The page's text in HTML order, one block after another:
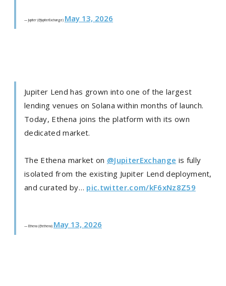
— Jupiter (@JupiterExchange) May 13, 2026
Jupiter Lend has grown into one of the largest
lending venues on Solana within months of launch.
Today, Ethena joins the platform with its own
dedicated market.
The Ethena market on @JupiterExchange is fully
isolated from the existing Jupiter Lend deployment,
and curated by… pic.twitter.com/kF6xNz8Z59
— Ethena (@ethena) May 13, 2026